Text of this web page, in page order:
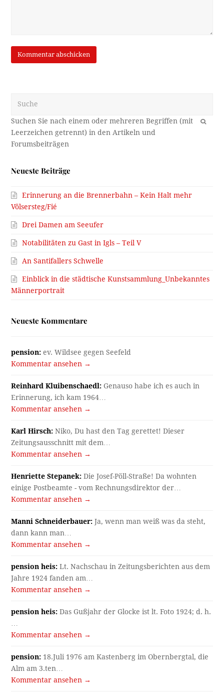
OK
Neueste Beiträge
Erinnerung an die Brennerbahn – Kein Halt mehr
Völsersteg/Fié
Drei Damen am Seeufer
Notabilitäten zu Gast in Igls – Teil V
An Santifallers Schwelle
Einblick in die städtische Kunstsammlung_Unbekanntes
Männerportrait
Neueste Kommentare
pension: ev. Wildsee gegen Seefeld
Kommentar ansehen →
Reinhard Kluibenschaedl: Genauso habe ich es auch in
Erinnerung, ich kam 1964…
Kommentar ansehen →
Karl Hirsch: Niko, Du hast den Tag gerettet! Dieser
Zeitungsausschnitt mit dem…
Kommentar ansehen →
Henriette Stepanek: Die Josef-Pöll-Straße! Da wohnten
einige Postbeamte - vom Rechnungsdirektor der…
Kommentar ansehen →
Manni Schneiderbauer: Ja, wenn man weiß was da steht,
dann kann man…
Kommentar ansehen →
pension heis: Lt. Nachschau in Zeitungsberichten aus dem
Jahre 1924 fanden am…
Kommentar ansehen →
pension heis: Das Gußjahr der Glocke ist lt. Foto 1924; d. h.
Kommentar ansehen →
pension: 18.Juli 1976 am Kastenberg im Obernbergtal, die
Alm am 3.ten…
Kommentar ansehen →